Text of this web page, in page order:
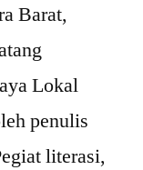
Barat,
Lokal
penulis
literasi,